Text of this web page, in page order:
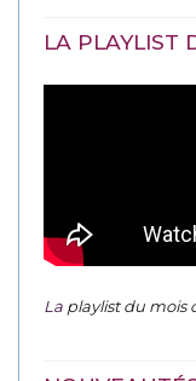
LA PLAYLIST
La playlist du mois